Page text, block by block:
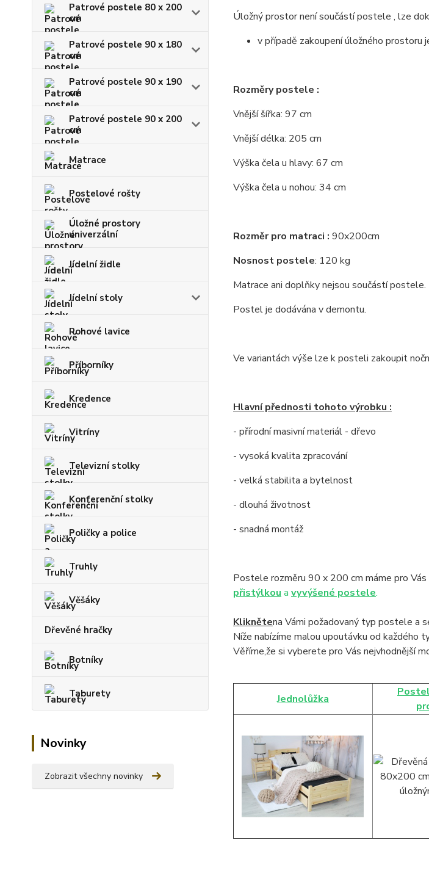
Patrové postele 80 x 200
cm
Patrové postele 90 x 180
cm
Patrové postele 90 x 190
cm
Patrové postele 90 x 200
cm
Matrace
Postelové rošty
Úložné prostory
univerzální
Jídelní židle
Jídelní stoly
Rohové lavice
Příborníky
Kredence
Vitríny
Televizní stolky
Konferenční stolky
Poličky a police
Truhly
Věšáky
Dřevěné hračky
Botníky
Taburety
Novinky
Zobrazit všechny novinky
Úložný prostor není součástí postele , lze
v případě zakoupení úložného prostoru
Rozměry postele :
Vnější šířka: 97 cm
Vnější délka: 205 cm
Výška čela u hlavy: 67 cm
Výška čela u nohou: 34 cm
Rozměr pro matraci : 90x200cm
Nosnost postele: 120 kg
Matrace ani doplňky nejsou součástí postele.
Postel je dodávána v demontu.
Ve variantách výše lze k posteli zakoupit
Hlavní přednosti tohoto výrobku :
- přírodní masivní materiál - dřevo
- vysoká kvalita zpracování
- velká stabilita a bytelnost
- dlouhá životnost
- snadná montáž
Postele rozměru 90 x 200 cm máme pro Vás
přistýlkou a vyvýšené postele.
Kliknětena Vámi požadovaný typ postele a
Níže nabízíme malou upoutávku od každého
Věříme,že si vyberete pro Vás nejvhodnější
Jednolůžka